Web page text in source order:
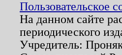
Пользовательское
На данном сайте
периодического
Учредитель: